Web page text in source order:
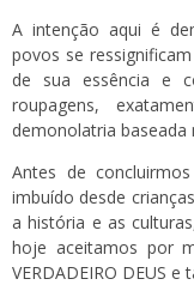
A intenção aqui é
povos se
de sua essência e
roupagens,
demonolatria baseada
Antes de
imbuído desde
a história e as
hoje aceitamos por
VERDADEIRO DEUS